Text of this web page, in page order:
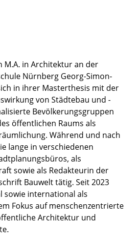
M.A. in Architektur an der
Nürnberg Georg-Simon-
in ihrer Masterthesis mit der
von Städtebau und -
Bevölkerungsgruppen
öffentlichen Raums als
Während und nach
lange in verschiedenen
als
sowie als Redakteurin der
Bauwelt tätig. Seit 2023
sowie international als
Fokus auf menschenzentrierte
Architektur und